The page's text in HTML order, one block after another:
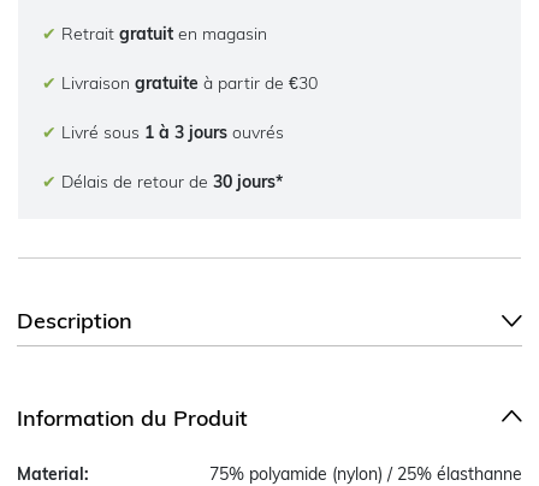
✔ Retrait gratuit en magasin
✔ Livraison gratuite à partir de €30
✔ Livré sous 1 à 3 jours ouvrés
✔ Délais de retour de 30 jours*
Description
Information du Produit
Material:
75% polyamide (nylon) / 25% élasthanne